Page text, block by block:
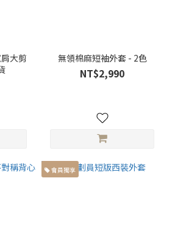
大剪
無領棉麻短袖外套 - 2色
NT$2,990
會員獨享